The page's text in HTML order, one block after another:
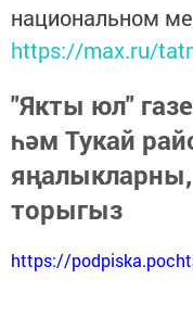
национальном
https://max.ru/
"Якты юл"
һәм Тукай
торыгыз
https://